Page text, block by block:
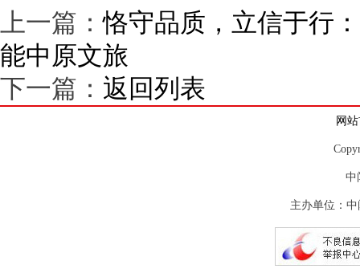
上一篇：恪守品质，立信于行
能中原文旅
下一篇： 返回列表
网
中
主办单位：